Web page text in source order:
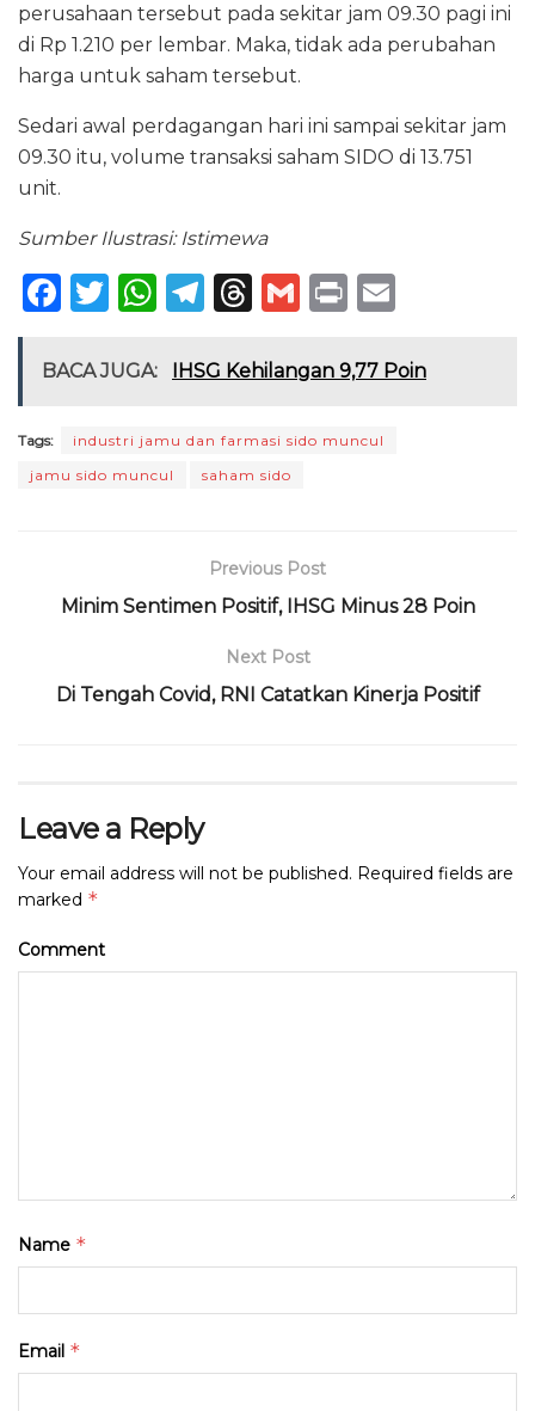
perusahaan tersebut pada sekitar jam 09.30 pagi ini
di Rp 1.210 per lembar. Maka, tidak ada perubahan
harga untuk saham tersebut.
Sedari awal perdagangan hari ini sampai sekitar jam
09.30 itu, volume transaksi saham SIDO di 13.751
unit.
Sumber Ilustrasi: Istimewa
F
c
b
o
T
it
r
W
a
A
p
T
e
ra
m
T
re
d
s
G
ai
P
n ai
BACA JUGA: IHSG Kehilangan 9,77 Poin
Tags:
industri jamu dan farmasi sido muncul
jamu sido muncul
saham sido
Previous Post
Minim Sentimen Positif, IHSG Minus 28 Poin
Next Post
Di Tengah Covid, RNI Catatkan Kinerja Positif
Leave a Reply
Your email address will not be published. Required fields are
marked *
Comment
Name *
Email *